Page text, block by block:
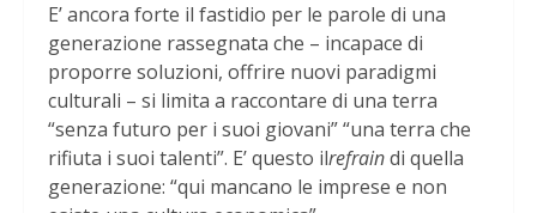
E’ ancora forte il fastidio per le parole di una
generazione rassegnata che – incapace di
proporre soluzioni, offrire nuovi paradigmi
culturali – si limita a raccontare di una terra
“senza futuro per i suoi giovani” “una terra che
rifiuta i suoi talenti”. E’ questo ilrefraindi quella
generazione: “qui mancano le imprese e non